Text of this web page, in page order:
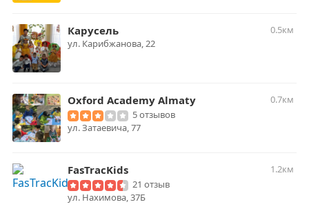
Карусель
0.5км
ул. Карибжанова, 22
Oxford Academy Almaty
0.7км
5 отзывов
ул. Затаевича, 77
FasTracKids
1.2км
21 отзыв
ул. Нахимова, 37Б